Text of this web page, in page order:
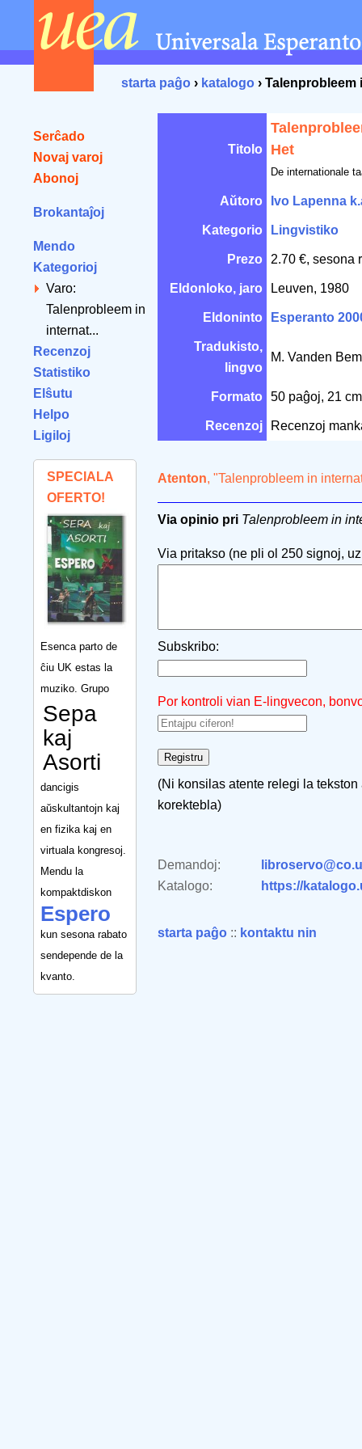
starta paĝo › katalogo ›
Serĉado
Novaj varoj
Abonoj
Brokantaĵoj
Mendo
Kategorioj
Varo:
Talenprobleem in
internat...
Recenzoj
Statistiko
Elŝutu
Helpo
Ligiloj
SPECIALA
OFERTO!
Esenca parto de
ĉiu UK estas la
muziko. Grupo
Sepa
kaj
Asorti
dancigis
aŭskultantojn kaj
en fizika kaj en
virtuala kongresoj.
Mendu la
kompaktdiskon
Espero
kun sesona rabato
sendepende de la
kvanto.
Titolo
Het
De internationale
Aŭtoro Ivo Lapenna
Kategorio Lingvistiko
Prezo 2.70 €, sesona
Eldonloko, jaro Leuven, 1980
Eldoninto Esperanto
Tradukisto,
lingvo
M. Vanden
Formato 50 paĝoj, 21
Recenzoj Recenzoj
Atenton, "Talenprobleem in
Via opinio pri Talenprobleem in
Via pritakso (ne pli ol 250 signoj,
Subskribo:
Por kontroli vian E-lingvecon,
(Ni konsilas atente relegi la
korektebla)
Demandoj:
Katalogo:
https://
starta paĝo :: kontaktu nin